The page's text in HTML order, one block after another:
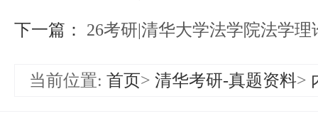
些），花一个小时在往年真题上
下一篇： 26考研|清华大学法学院法学
当前位置: 首页> 清华考研-真题资料>